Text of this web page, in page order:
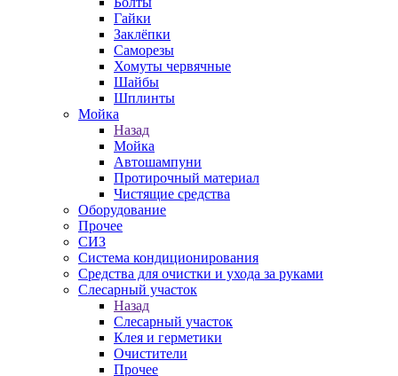
Гайки
Заклёпки
Саморезы
Хомуты червячные
Шайбы
Шплинты
Мойка
Назад
Мойка
Автошампуни
Протирочный материал
Чистящие средства
Оборудование
Прочее
СИЗ
Система кондиционирования
Средства для очистки и ухода за руками
Слесарный участок
Назад
Слесарный участок
Клея и герметики
Очистители
Прочее